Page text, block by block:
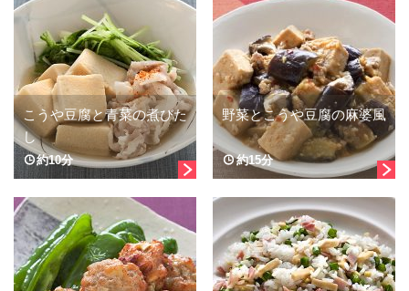
こうや豆腐と青菜の煮びた
し
約10分
野菜とこうや豆腐の麻婆風
約15分